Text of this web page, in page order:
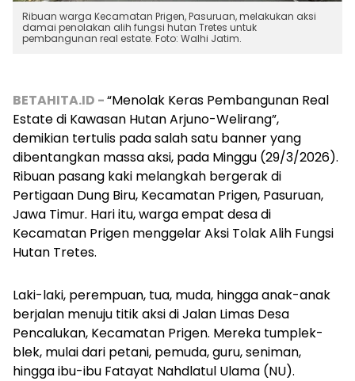
Ribuan warga Kecamatan Prigen, Pasuruan, melakukan aksi
damai penolakan alih fungsi hutan Tretes untuk
pembangunan real estate. Foto: Walhi Jatim.
BETAHITA.ID -“Menolak Keras Pembangunan Real
Estate di Kawasan Hutan Arjuno-Welirang”,
demikian tertulis pada salah satu banneryang
dibentangkan massa aksi, pada Minggu (29/3/2026).
Ribuan pasang kaki melangkah bergerak di
Pertigaan Dung Biru, Kecamatan Prigen, Pasuruan,
Jawa Timur. Hari itu, warga empat desa di
Kecamatan Prigen menggelar Aksi Tolak Alih Fungsi
Hutan Tretes.
Laki-laki, perempuan, tua, muda, hingga anak-anak
berjalan menuju titik aksi di Jalan Limas Desa
Pencalukan, Kecamatan Prigen. Mereka tumplek-
blek, mulai dari petani, pemuda, guru, seniman,
hingga ibu-ibu Fatayat Nahdlatul Ulama (NU).